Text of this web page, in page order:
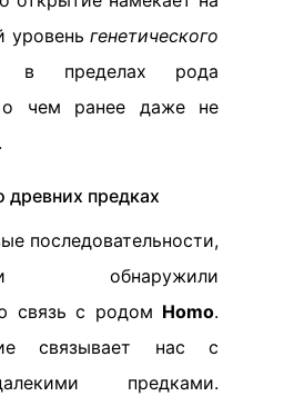
уровень генетического
в пределах рода
о чем ранее даже не
предках
последовательности,
обнаружили
связь с родом Homo.
связывает нас с
предками.